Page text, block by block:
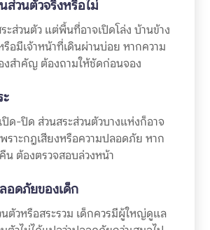
ส่วนตัวจริงหรือไม่
ะส่วนตัว แต่พื้นที่อาจเปิดโล่ง บ้านข้าง
รือมีเจ้าหน้าที่เดินผ่านบ่อย หากความ
งสำคัญ ต้องถามให้ชัดก่อนจอง
ะ
ปิด-ปิด ส่วนสระส่วนตัวบางแห่งก็อาจ
พราะกฎเสียงหรือความปลอดภัย หาก
น ต้องตรวจสอบล่วงหน้า
อดภัยของเด็ก
นตัวหรือสระรวม เด็กควรมีผู้ใหญ่ดูแล